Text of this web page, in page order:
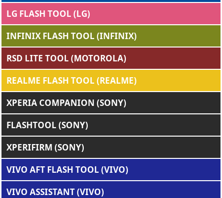
LG FLASH TOOL (LG)
INFINIX FLASH TOOL (INFINIX)
RSD LITE TOOL (MOTOROLA)
REALME FLASH TOOL (REALME)
XPERIA COMPANION (SONY)
FLASHTOOL (SONY)
XPERIFIRM (SONY)
VIVO AFT FLASH TOOL (VIVO)
VIVO ASSISTANT (VIVO)